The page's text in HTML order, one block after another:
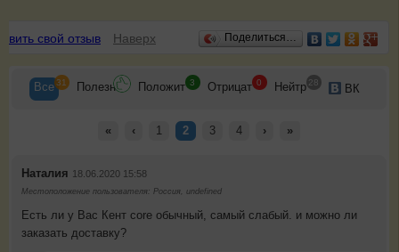
Отзывы
свой отзыв Наверх Поделиться…
Все 31 Полезн Положит 3 Отрицат 0 Нейтр 28 ВК
« ‹ 1 2 3 4 › »
Наталия 18.06.2020 15:58
Местоположение пользователя: Россия, undefined
Есть ли у Вас Кент core обычный, самый слабый. и можно ли
заказать доставку?